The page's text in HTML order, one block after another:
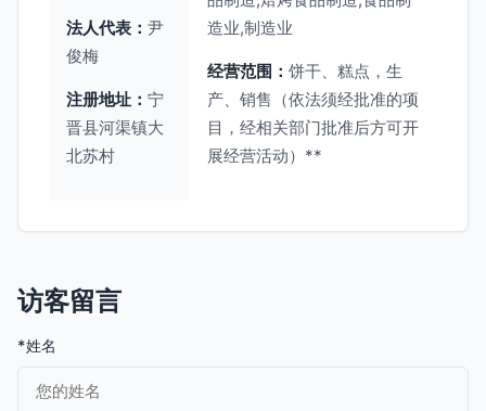
法人代表： 尹
俊梅
注册地址： 宁
晋县河渠镇大
北苏村
造业,制造业
经营范围： 饼干、糕点，生
产、销售（依法须经批准的项
目，经相关部门批准后方可开
展经营活动）**
访客留言
*姓名